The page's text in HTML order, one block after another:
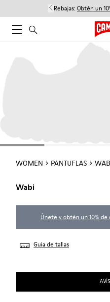
Rebajas: Obtén un
WOMEN PANTUFLAS
Wabi
Únete y obtén un 10%
Guia de tallas